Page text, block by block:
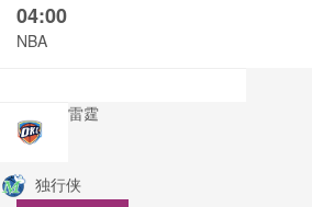
04:00
NBA
雷霆
独行侠